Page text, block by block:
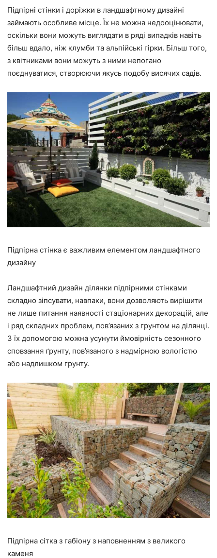
Підпірні стінки і доріжки в ландшафтному дизайні
займають особливе місце. Їх не можна недооцінювати,
оскільки вони можуть виглядати в ряді випадків навіть
більш вдало, ніж клумби та альпійські гірки. Більш того,
з квітниками вони можуть з ними непогано
поєднуватися, створюючи якусь подобу висячих садів.
Підпірна стінка є важливим елементом ландшафтного
дизайну
Ландшафтний дизайн ділянки підпірними стінками
складно зіпсувати, навпаки, вони дозволяють вирішити
не лише питання наявності стаціонарних декорацій, але
і ряд складних проблем, пов’язаних з грунтом на ділянці.
З їх допомогою можна усунути ймовірність сезонного
сповзання ґрунту, пов’язаного з надмірною вологістю
або надлишком грунту.
Підпірна сітка з габіону з наповненням з великого
каменя